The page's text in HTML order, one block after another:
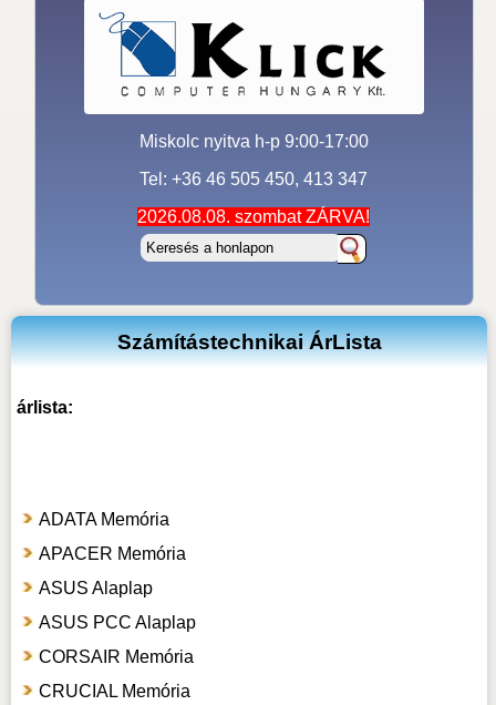
Miskolc nyitva h-p 9:00-17:00
Tel: +36 46 505 450, 413 347
2026.08.08. szombat ZÁRVA!
Számítástechnikai ÁrLista
árlista:
ADATA Memória
APACER Memória
ASUS Alaplap
ASUS PCC Alaplap
CORSAIR Memória
CRUCIAL Memória